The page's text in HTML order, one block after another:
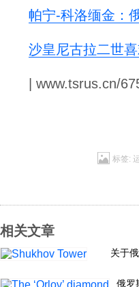
帕宁-科洛缅金：
沙皇尼古拉二世
| www.tsrus.cn/
标签:
相关文章
关于
俄罗